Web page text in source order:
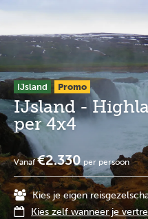
naar
inhoud
gaan
IJsland Promo
IJsland -
per 4x4
Vanaf€2.330 per persoon
Kies je eigen
Kies zelf wanneer je